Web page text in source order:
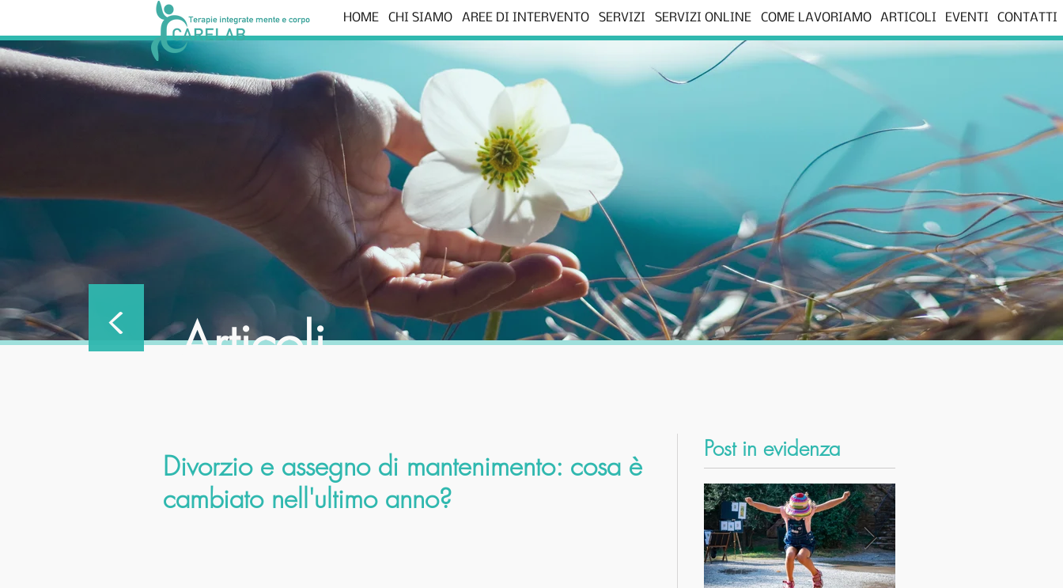
HOME CHI SIAMO AREE DI INTERVENTO SERVIZI SERVIZI ONLINE COME LAVORIAMO ARTICOLI EVENTI CONTATTI
< Articoli
Post in evidenza
Divorzio e assegno di mantenimento: cosa è
cambiato nell'ultimo anno?